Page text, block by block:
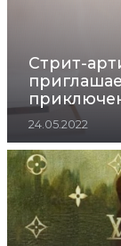
Стрит-
24.05.2022